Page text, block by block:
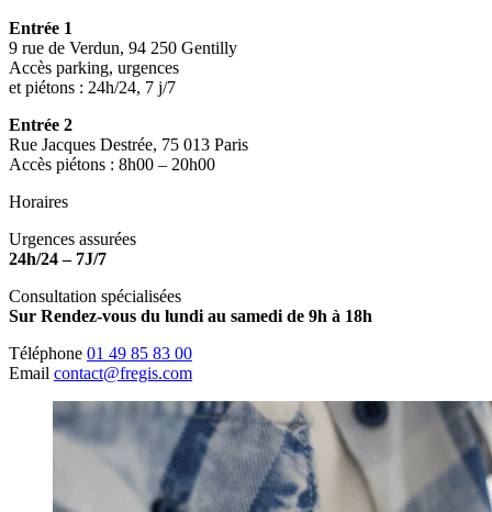
Entrée 1
9 rue de Verdun, 94 250 Gentilly
Accès parking, urgences
et piétons : 24h/24, 7 j/7
Entrée 2
Rue Jacques Destrée, 75 013 Paris
Accès piétons : 8h00 – 20h00
Horaires
Urgences assurées
24h/24 – 7J/7
Consultation spécialisées
Sur Rendez-vous du lundi au samedi de 9h à 18h
Téléphone 01 49 85 83 00
Email contact@fregis.com